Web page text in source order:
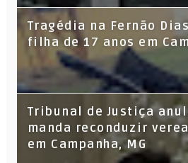
Tragédia na Fernão
filha de 17 anos em
Tribunal de Justiça
manda reconduzir
em Campanha, MG